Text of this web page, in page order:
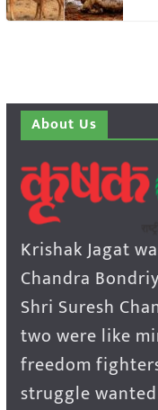
About Us
Krishak Jagat
Chandra
Shri Suresh
two were like
freedom
struggle